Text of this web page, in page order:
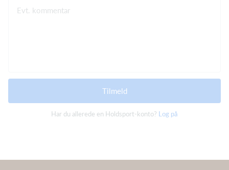
Evt. kommentar
Tilmeld
Har du allerede en Holdsport-konto? Log på